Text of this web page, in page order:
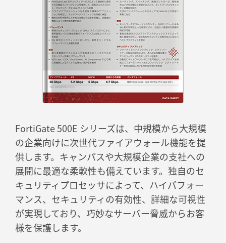
FortiGate 500E シリーズは、中規模から大規模
の企業向けに次世代ファイアウォール機能を提
供します。キャンパスや大規模企業の支社への
展開に最適な柔軟性も備えています。独自のセ
キュリティプロセッサによって、ハイパフォー
マンス、セキュリティの有効性、詳細な可視性
が実現しており、巧妙なサーバー脅威からお客
様を保護します。